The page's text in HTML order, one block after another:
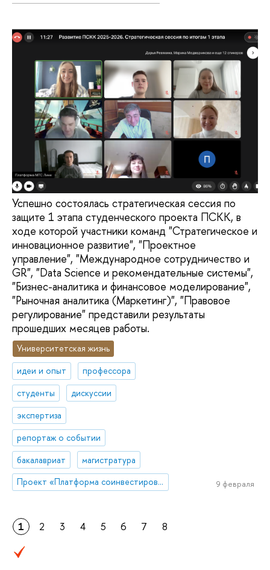
Успешно состоялась стратегическая сессия по
защите 1 этапа студенческого проекта ПСКК, в
ходе которой участники команд "Стратегическое и
инновационное развитие", "Проектное
управление", "Международное сотрудничество и
GR", "Data Science и рекомендательные системы",
"Бизнес-аналитика и финансовое моделирование",
"Рыночная аналитика (Маркетинг)", "Правовое
регулирование" представили результаты
прошедших месяцев работы.
Университетская жизнь
идеи и опыт
профессора
студенты
дискуссии
экспертиза
репортаж о событии
бакалавриат
магистратура
Проект «Платформа соинвестирования ключевых компетенций»
9 февраля
1 2 3 4 5 6 7 8